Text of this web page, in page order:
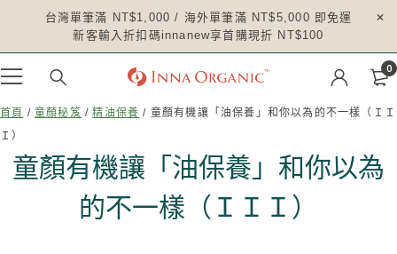
台灣單筆滿 NT$1,000 / 海外單筆滿 NT$5,000 即免運
新客輸入折扣碼innanew享首購現折 NT$100
0
首頁 /童顏秘笈 /精油保養 / 童顏有機讓「油保養」和你以為的不一樣（ＩＩ
Ｉ）
童顏有機讓「油保養」和你以為
的不一樣（ＩＩＩ）